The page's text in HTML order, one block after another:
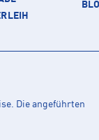
Die angeführten